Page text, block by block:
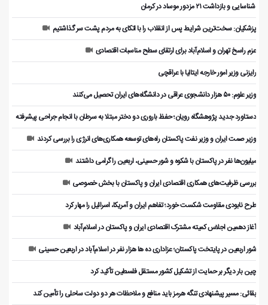
️ شناسایی و بازداشت ۲۱ مزدور موساد در کرمان
پزشکیان: سخت‌ترین شرایط پس از انقلاب را با اتکای به مردم پشت سر گذاشتیم
عزم راسخ تهران و اسلام‌آباد برای ارتقای سطح مناسبات اقتصادی
رایزنی وزیر امور خارجه ایتالیا با عراقچی
وزیر علوم: ۵۰ هزار دانشجوی عراقی در دانشگاه‌های ایران تحصیل می‌کنند
دستاورد جدید پژوهشگاه رویان؛ حفظ باروری دو دختر مبتلا به سرطان با انجام جراحی پیشرفته
وزیر صمت ایران و وزیر نفت پاکستان راه‌های توسعه همکاری‌های انرژی را بررسی کردند
میلیون‌ها نفر در پاکستان با شکوه و شور حسینی، اربعین را گرامی داشتند
بررسی ظرفیت‌های همکاری اقتصادی ایران و پاکستان با بخش خصوصی
طرح نابودی مقاومت شکست خورد؛ تفاهم ایران و آمریکا، اسرائیل را مهار کرد
آغاز دهمین اجلاس کمیته مشترک اقتصادی ایران و پاکستان در اسلام‌آباد
شور اربعین در پایتخت پاکستان؛ عزاداری ده ها هزار نفر در اسلام‌آباد در اربعین حسینی
چین بار دیگر بر حمایت از تشکیل کشور مستقل فلسطین تأکید کرد
بقائی: مسیر پیشنهادی تنگه هرمز باید منافع و ملاحظات هر دو دولت ساحلی را تأمین کند